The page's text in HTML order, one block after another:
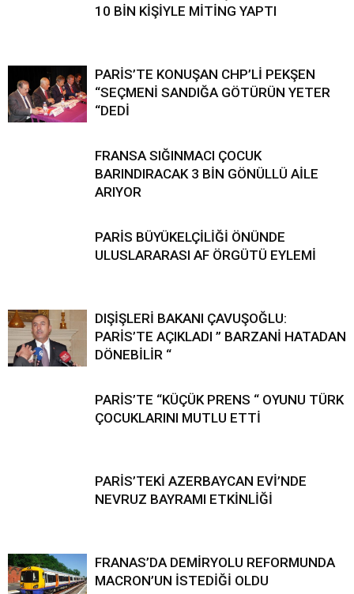
10 BİN KİŞİYLE MİTİNG YAPTI
PARİS’TE KONUŞAN CHP’Lİ PEKŞEN
“SEÇMENİ SANDIĞA GÖTÜRÜN YETER
“DEDİ
FRANSA SIĞINMACI ÇOCUK
BARINDIRACAK 3 BİN GÖNÜLLÜ AİLE
ARIYOR
PARİS BÜYÜKELÇİLİĞİ ÖNÜNDE
ULUSLARARASI AF ÖRGÜTÜ EYLEMİ
DIŞİŞLERİ BAKANI ÇAVUŞOĞLU:
PARİS’TE AÇIKLADI ” BARZANİ HATADAN
DÖNEBİLİR “
PARİS’TE “KÜÇÜK PRENS “ OYUNU TÜRK
ÇOCUKLARINI MUTLU ETTİ
PARİS’TEKİ AZERBAYCAN EVİ’NDE
NEVRUZ BAYRAMI ETKİNLİĞİ
FRANAS’DA DEMİRYOLU REFORMUNDA
MACRON’UN İSTEDİĞİ OLDU